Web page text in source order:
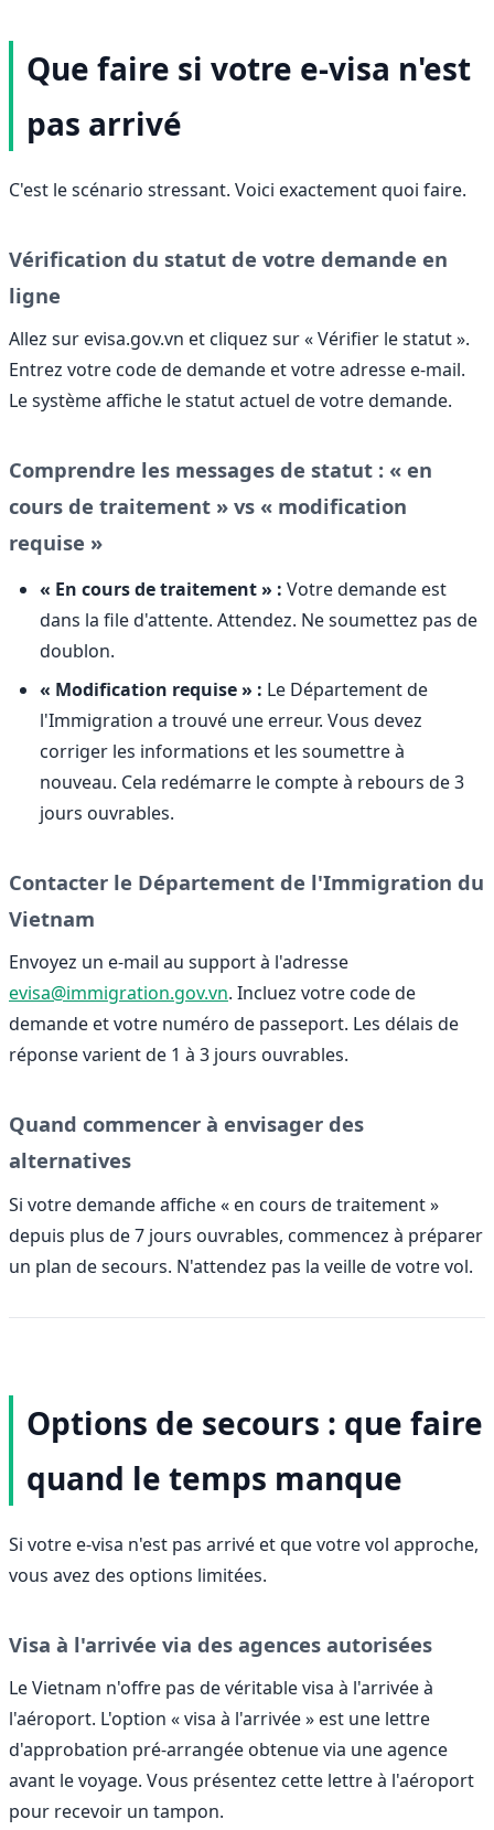
Que faire si votre e-visa n'est
pas arrivé
C'est le scénario stressant. Voici exactement quoi faire.
Vérification du statut de votre demande en
ligne
Allez sur evisa.gov.vn et cliquez sur « Vérifier le statut ».
Entrez votre code de demande et votre adresse e-mail.
Le système affiche le statut actuel de votre demande.
Comprendre les messages de statut : « en
cours de traitement » vs « modification
requise »
« En cours de traitement » : Votre demande est
dans la file d'attente. Attendez. Ne soumettez pas de
doublon.
« Modification requise » : Le Département de
l'Immigration a trouvé une erreur. Vous devez
corriger les informations et les soumettre à
nouveau. Cela redémarre le compte à rebours de 3
jours ouvrables.
Contacter le Département de l'Immigration du
Vietnam
Envoyez un e-mail au support à l'adresse
evisa@immigration.gov.vn. Incluez votre code de
demande et votre numéro de passeport. Les délais de
réponse varient de 1 à 3 jours ouvrables.
Quand commencer à envisager des
alternatives
Si votre demande affiche « en cours de traitement »
depuis plus de 7 jours ouvrables, commencez à préparer
un plan de secours. N'attendez pas la veille de votre vol.
Options de secours : que faire
quand le temps manque
Si votre e-visa n'est pas arrivé et que votre vol approche,
vous avez des options limitées.
Visa à l'arrivée via des agences autorisées
Le Vietnam n'offre pas de véritable visa à l'arrivée à
l'aéroport. L'option « visa à l'arrivée » est une lettre
d'approbation pré-arrangée obtenue via une agence
avant le voyage. Vous présentez cette lettre à l'aéroport
pour recevoir un tampon.